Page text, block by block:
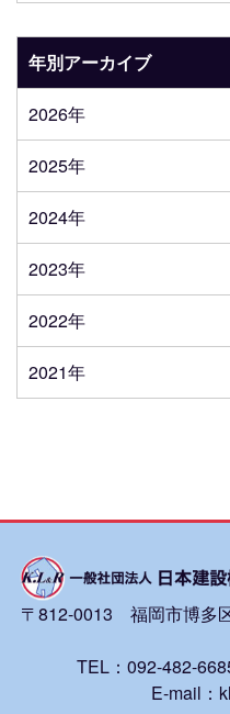
年別アーカイブ
2026年
2025年
2024年
2023年
2022年
2021年
〒812-0013 福岡市博多
TEL：092-482-
E-mail：